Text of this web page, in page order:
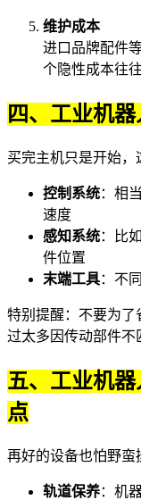
维护成本
进口品牌配件
个隐性成本往
四、工业机
买完主机只是开始，
控制系统：相
速度
感知系统：比如
件位置
末端工具：不
特别提醒：不要为了
过太多因传动部件不
五、工业机
点
再好的设备也怕野蛮
轨道保养： 机